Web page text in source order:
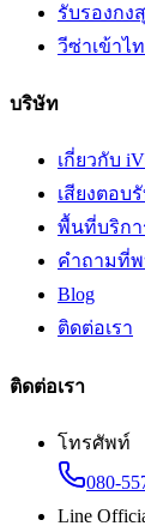
รับรองกง
วีซ่าเข้าไ
บริษัท
เกี่ยวกับ
เสียงตอบ
พื้นที่บริกา
คำถามที่
Blog
ติดต่อเรา
ติดต่อเรา
โทรศัพท์
080-
Line